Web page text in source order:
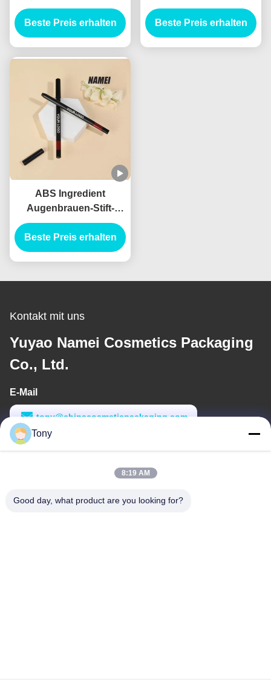
Leere Brustrohrbehälter
Leere Eyeliner-
Rohrbehälter
Beste Preis erhalten
Tragbares
Augenbrauen-Makeup-
Stift-Rohr Doppel-Ende
Beste Preis erhalten
ABS Ingredient
Augenbrauen-Stift-
Bürste-Applikator für
professionelle
Ergebnisse
Beste Preis erhalten
Kontakt mit uns
Yuyao Namei Cosmetics Packaging
Co., Ltd.
E-Mail
tony@chinacosmeticpackaging.com
Arbeitszeit
Tony
8:19 AM
Good day, what product are you looking for?